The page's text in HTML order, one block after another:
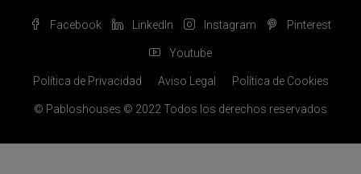
Facebook LinkedIn Instagram Pinterest
Youtube
Política de Privacidad Aviso Legal Política de Cookies
© Pabloshouses © 2022 Todos los derechos reservados